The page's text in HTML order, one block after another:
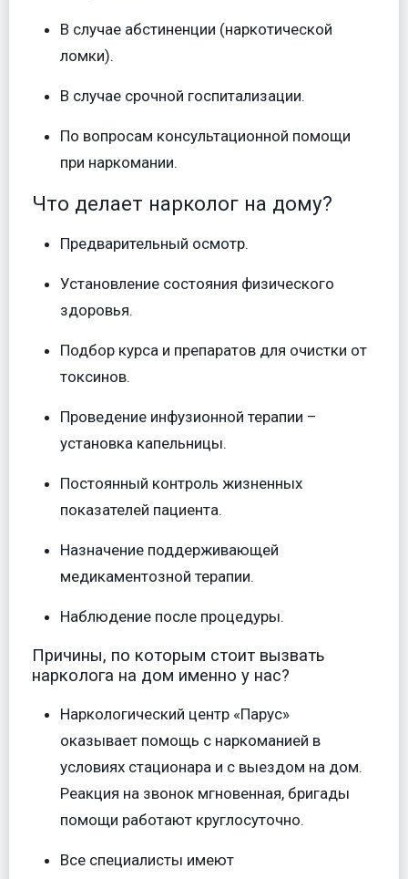
В случае абстиненции (наркотической
ломки).
В случае срочной госпитализации.
По вопросам консультационной помощи
при наркомании.
Что делает нарколог на дому?
Предварительный осмотр.
Установление состояния физического
здоровья.
Подбор курса и препаратов для очистки от
токсинов.
Проведение инфузионной терапии –
установка капельницы.
Постоянный контроль жизненных
показателей пациента.
Назначение поддерживающей
медикаментозной терапии.
Наблюдение после процедуры.
Причины, по которым стоит вызвать
нарколога на дом именно у нас?
Наркологический центр «Парус»
оказывает помощь с наркоманией в
условиях стационара и с выездом на дом.
Реакция на звонок мгновенная, бригады
помощи работают круглосуточно.
Все специалисты имеют